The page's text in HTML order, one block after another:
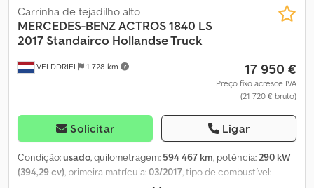
VELDDRIEL 1 728 km
Carrinha de tejadilho alto
MERCEDES-BENZACTROS 1840 LS
2017 Standairco Hollandse Truck
17 950 €
Preço fixo acresce IVA
(21 720 € bruto)
Solicitar Ligar
Condição:usado, quilometragem: 594 467 km, potência:290 kW
(394,29 cv), primeira matrícula:03/2017, tipo de combustível: